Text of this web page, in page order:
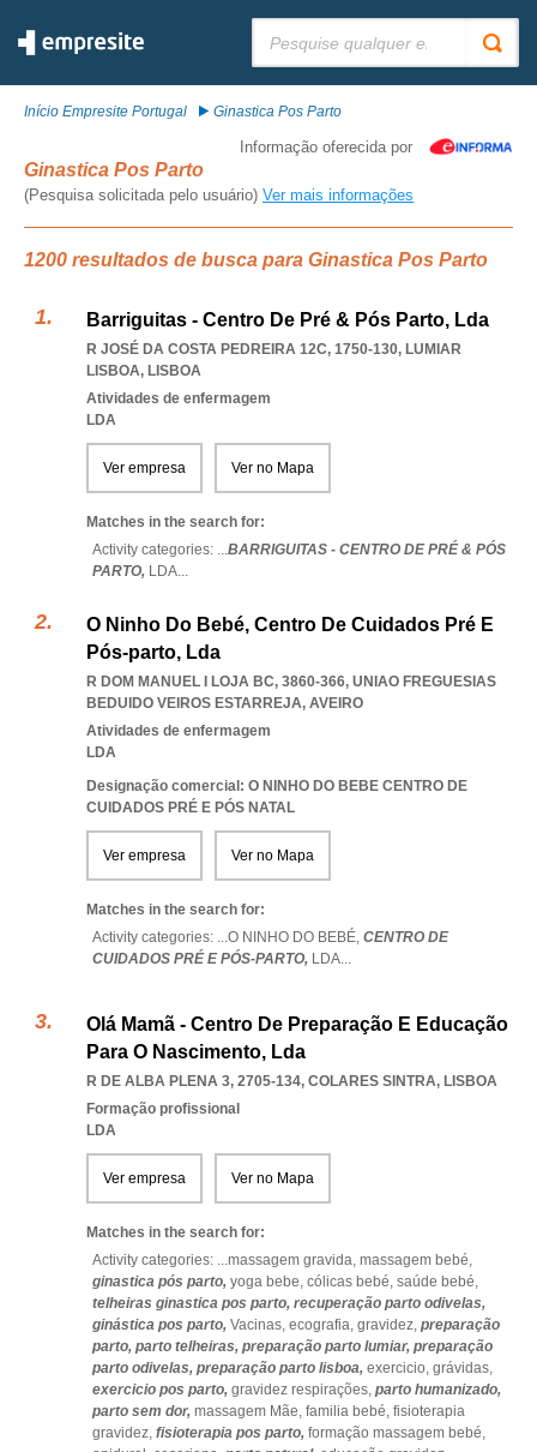
Início Empresite Portugal Ginastica Pos Parto
Informação oferecida por
Ginastica Pos Parto
(Pesquisa solicitada pelo usuário) Ver mais informações
1200 resultados de busca para Ginastica Pos Parto
Barriguitas - Centro De Pré & Pós Parto, Lda
R JOSÉ DA COSTA PEDREIRA 12C, 1750-130, LUMIAR
LISBOA, LISBOA
Atividades de enfermagem
LDA
Ver empresa Ver no Mapa
Matches in the search for:
Activity categories: ...BARRIGUITAS - CENTRO DE PRÉ & PÓS
PARTO, LDA...
O Ninho Do Bebé, Centro De Cuidados Pré E
Pós-parto, Lda
R DOM MANUEL I LOJA BC, 3860-366, UNIAO FREGUESIAS
BEDUIDO VEIROS ESTARREJA, AVEIRO
Atividades de enfermagem
LDA
Designação comercial: O NINHO DO BEBE CENTRO DE
CUIDADOS PRÉ E PÓS NATAL
Ver empresa Ver no Mapa
Matches in the search for:
Activity categories: ...O NINHO DO BEBÉ, CENTRO DE
CUIDADOS PRÉ E PÓS-PARTO, LDA...
Olá Mamã - Centro De Preparação E Educação
Para O Nascimento, Lda
R DE ALBA PLENA 3, 2705-134, COLARES SINTRA, LISBOA
Formação profissional
LDA
Ver empresa Ver no Mapa
Matches in the search for:
Activity categories: ...massagem gravida, massagem bebé,
ginastica pós parto, yoga bebe, cólicas bebé, saúde bebé,
telheiras ginastica pos parto, recuperação parto odivelas,
ginástica pos parto, Vacinas, ecografia, gravidez, preparação
parto, parto telheiras, preparação parto lumiar, preparação
parto odivelas, preparação parto lisboa, exercicio, grávidas,
exercicio pos parto, gravidez respirações, parto humanizado,
parto sem dor, massagem Mãe, familia bebé, fisioterapia
gravidez, fisioterapia pos parto, formação massagem bebé,